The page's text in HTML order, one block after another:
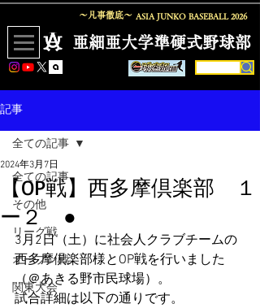
〜凡事徹底〜 ASIA JUNKO BASEBALL 2026
​亜細亜大学準硬式野球部
記事
全ての記事
その他
リーグ戦
オープン戦
関東大会
全ての記事
【OP戦】西多摩倶楽部 １
ー２ ●
2024年3月7日
3月2日（土）に社会人クラブチームの
西多摩倶楽部様とOP戦を行いました
（＠あきる野市民球場）。
試合詳細は以下の通りです。